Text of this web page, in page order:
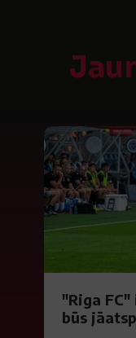
"Riga
būs